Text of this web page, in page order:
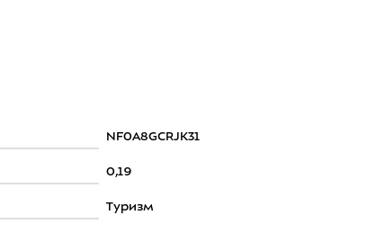
NF0A8GCRJK31
0,19
Туризм